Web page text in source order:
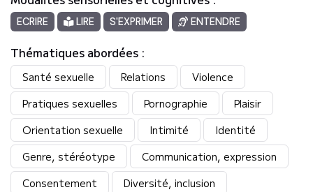
ECRIRE LIRE S'EXPRIMER ENTENDRE
Thématiques abordées :
Santé sexuelle Relations
Violence
Pratiques sexuelles
Pornographie
Plaisir
Orientation sexuelle
Intimité
Identité
Genre, stéréotype
Communication, expression
Consentement
Diversité, inclusion